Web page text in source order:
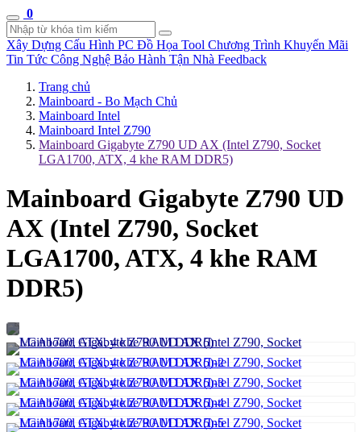
0
Xây Dựng Cấu Hình PC Đồ Họa Tool Chương Trình Khuyến Mãi
Tin Tức Công Nghệ Bảo Hành Tận Nhà Feedback
Trang chủ
Mainboard - Bo Mạch Chủ
Mainboard Intel
Mainboard Intel Z790
Mainboard Gigabyte Z790 UD AX (Intel Z790, Socket
LGA1700, ATX, 4 khe RAM DDR5)
Mainboard Gigabyte Z790 UD
AX (Intel Z790, Socket
LGA1700, ATX, 4 khe RAM
DDR5)